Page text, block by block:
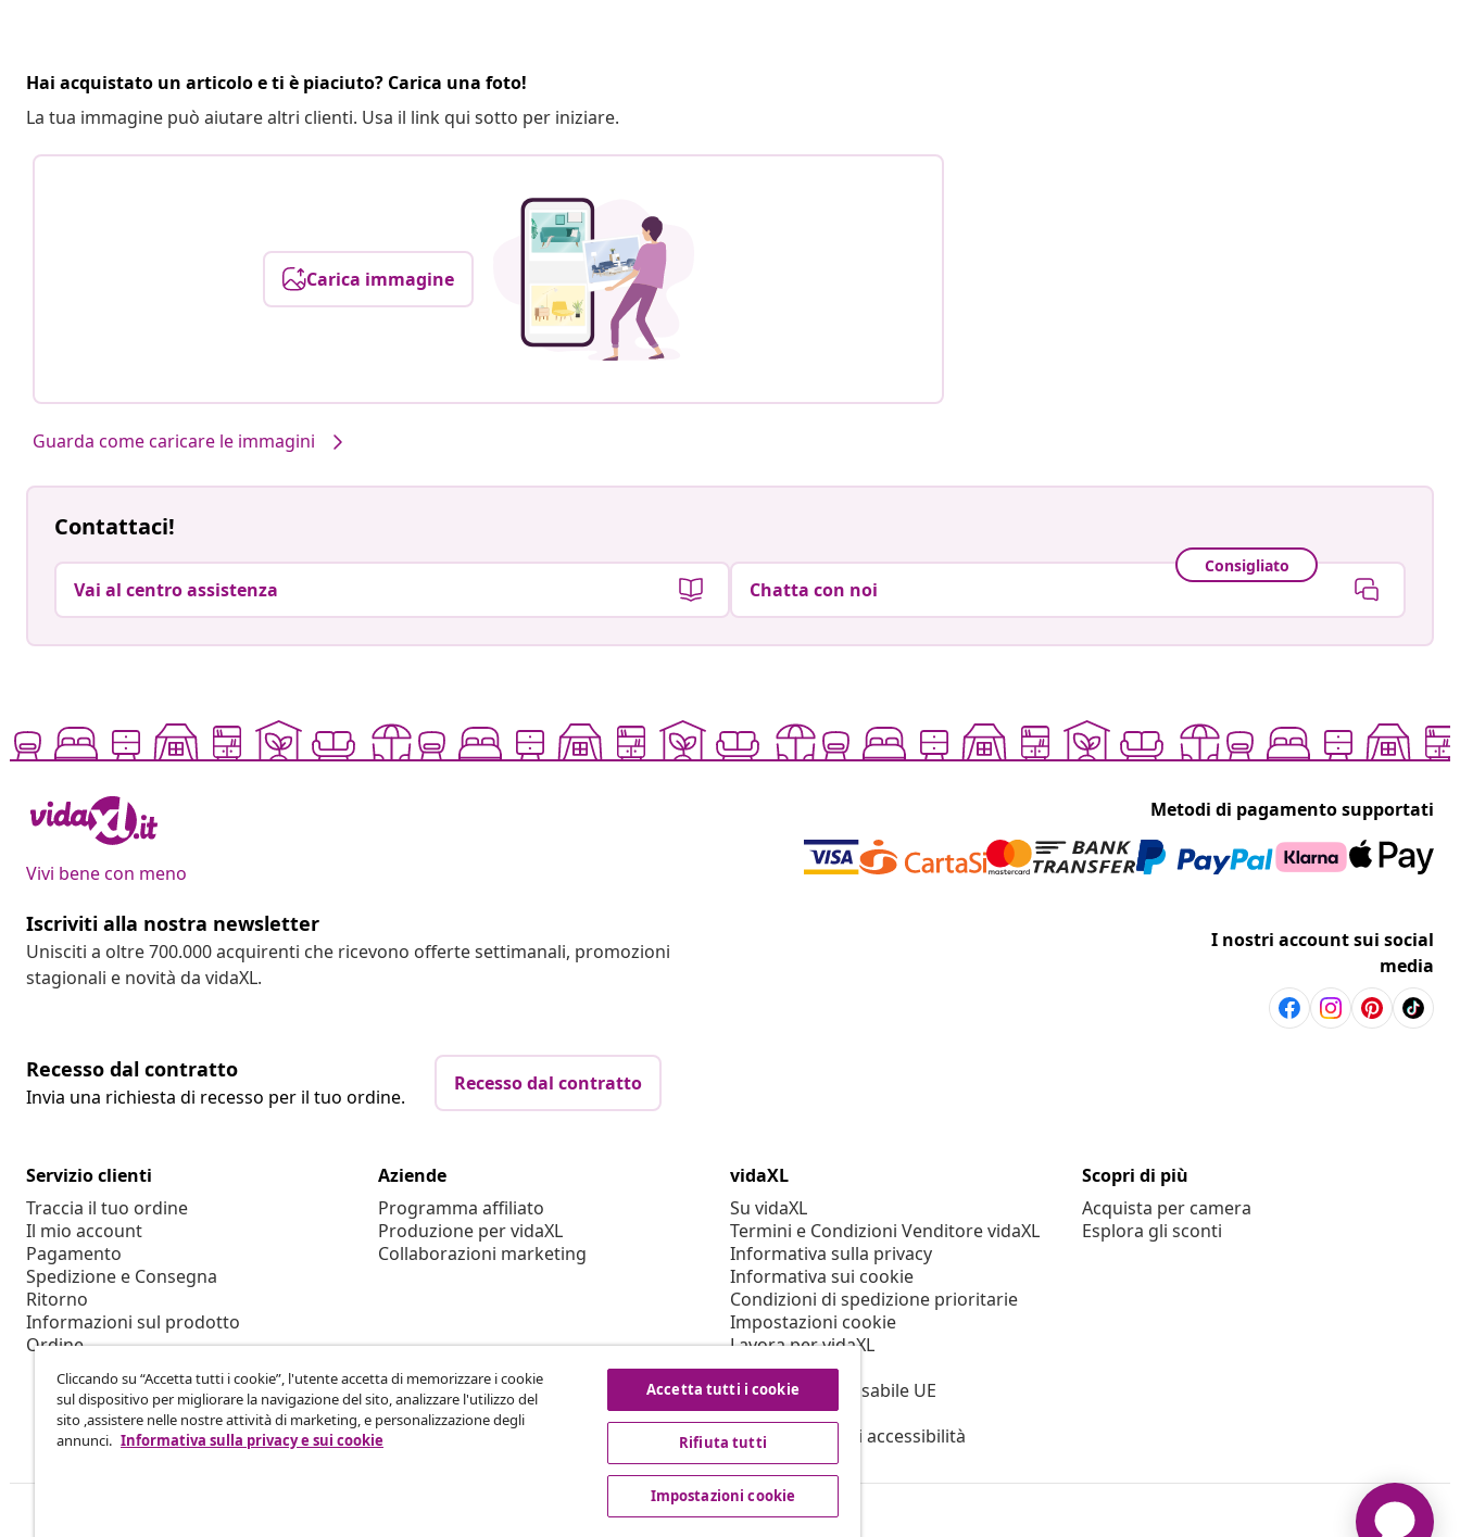
Hai acquistato un articolo e ti è piaciuto? Carica una foto!
La tua immagine può aiutare altri clienti. Usa il link qui sotto per iniziare.
Carica immagine
Guarda come caricare le immagini
Contattaci!
Vai al centro assistenza
Consigliato
Chatta con noi
Vivi bene con meno
Metodi di pagamento supportati
Iscriviti alla nostra newsletter
Unisciti a oltre 700.000 acquirenti che ricevono offerte settimanali, promozioni
stagionali e novità da vidaXL.
I nostri account sui social
media
Recesso dal contratto
Invia una richiesta di recesso per il tuo ordine.
Recesso dal contratto
Servizio clienti
Traccia il tuo ordine
Il mio account
Pagamento
Spedizione e Consegna
Ritorno
Informazioni sul prodotto
Ordine
Aziende
Programma affiliato
Produzione per vidaXL
Collaborazioni marketing
vidaXL
Su vidaXL
Termini e Condizioni Venditore vidaXL
Informativa sulla privacy
Informativa sui cookie
Condizioni di spedizione prioritarie
Impostazioni cookie
Lavora per vidaXL
Sicurezza
Persona responsabile UE
Politica di EPR
Dichiarazione di accessibilità
Scopri di più
Acquista per camera
Esplora gli sconti
Cliccando su “Accetta tutti i cookie”, l'utente accetta di memorizzare i cookie
sul dispositivo per migliorare la navigazione del sito, analizzare l'utilizzo del
sito ,assistere nelle nostre attività di marketing, e personalizzazione degli
annunci. Informativa sulla privacy e sui cookie
Accetta tutti i cookie
Rifiuta tutti
Impostazioni cookie